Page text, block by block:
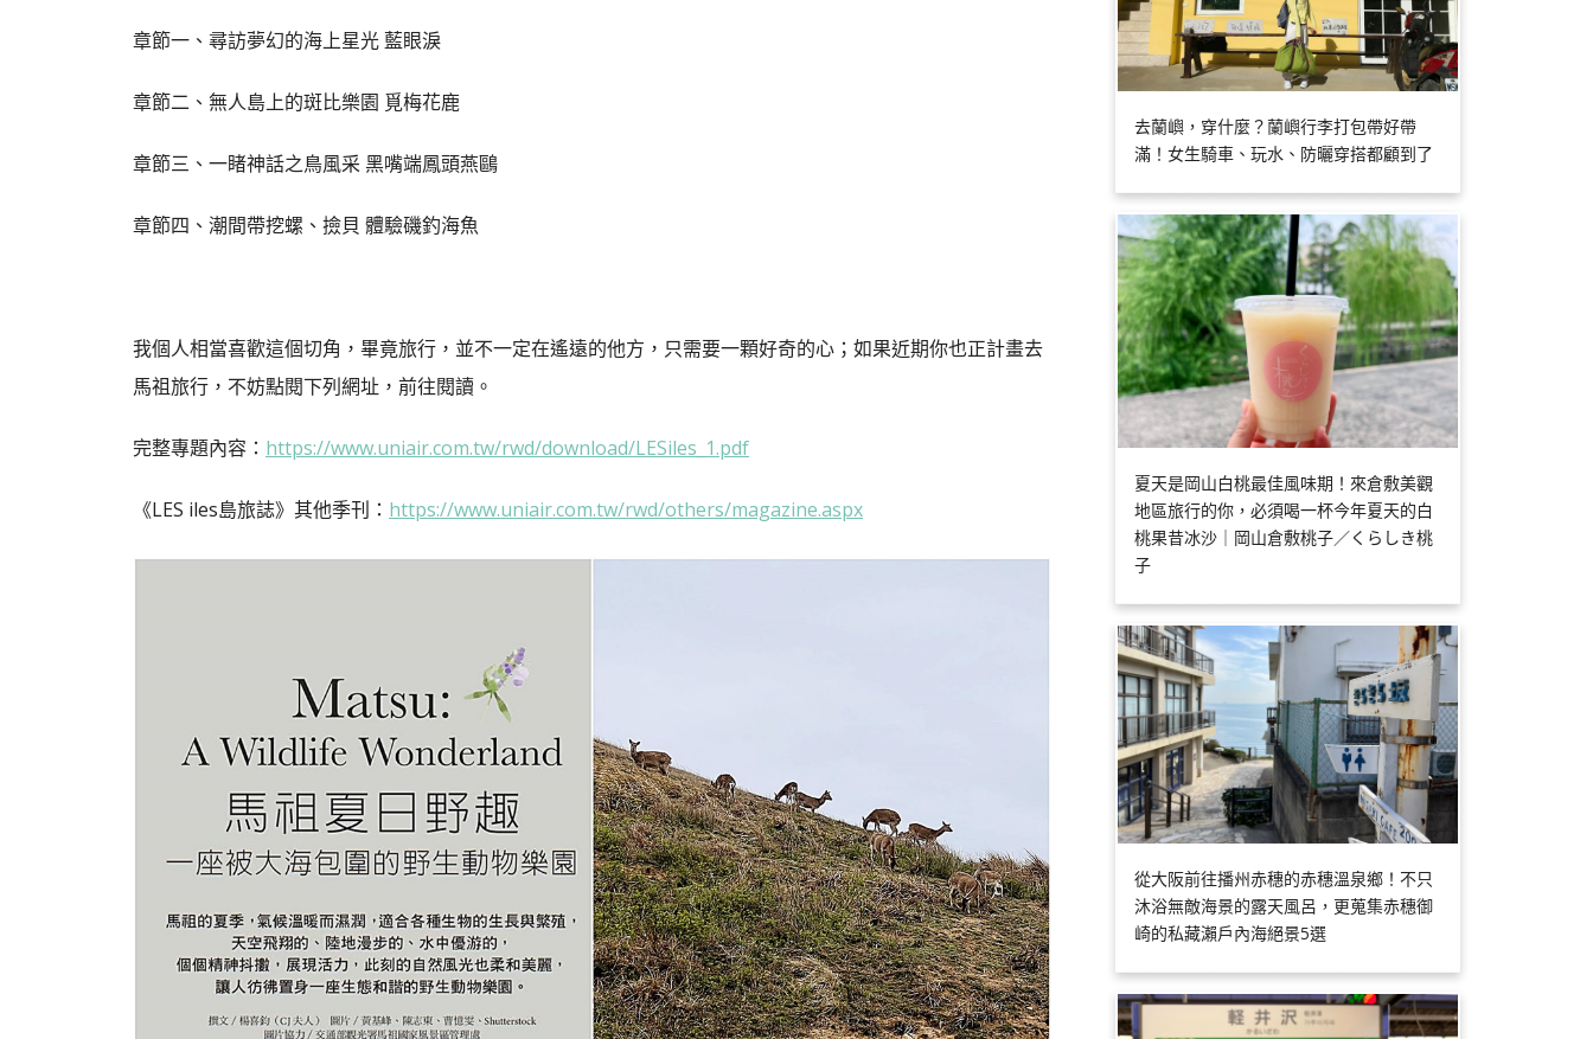
章節一、尋訪夢幻的海上星光 藍眼淚
章節二、無人島上的斑比樂園 覓梅花鹿
章節三、一睹神話之鳥風采 黑嘴端鳳頭燕鷗
章節四、潮間帶挖螺、撿貝 體驗磯釣海魚
我個人相當喜歡這個切角，畢竟旅行，並不一定在遙遠的他方，只需要一顆好奇的心；如果近期你也正計畫去
馬祖旅行，不妨點閱下列網址，前往閱讀。
完整專題內容： https://www.uniair.com.tw/rwd/download/LESiles_1.pdf
《LES iles島旅誌》其他季刊： https://www.uniair.com.tw/rwd/others/magazine.aspx
去蘭嶼，穿什麼？蘭嶼行李打包帶好帶
滿！女生騎車、玩水、防曬穿搭都顧到了
夏天是岡山白桃最佳風味期！來倉敷美觀
地區旅行的你，必須喝一杯今年夏天的白
桃果昔冰沙｜岡山倉敷桃子／くらしき桃
子
從大阪前往播州赤穗的赤穗溫泉鄉！不只
沐浴無敵海景的露天風呂，更蒐集赤穗御
崎的私藏瀨戶內海絕景5選